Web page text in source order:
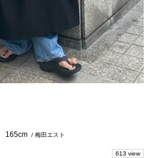
165cm / 梅田エスト
613 view